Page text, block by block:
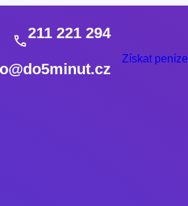
211 221 294
Získat peníze